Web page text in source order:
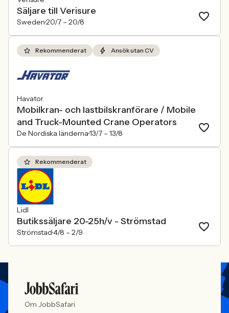
Säljare till Verisure
Sweden20/7 – 20/8
Rekommenderat Ansök utan CV
Havator
Mobilkran- och lastbilskranförare / Mobile
and Truck-Mounted Crane Operators
De Nordiska länderna13/7 – 13/8
Rekommenderat
Lidl
Butikssäljare 20-25h/v - Strömstad
Strömstad4/8 – 2/9
Om JobbSafari